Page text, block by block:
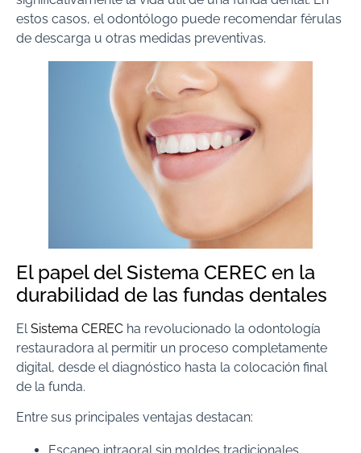
estos casos, el odontólogo puede recomendar férulas
de descarga u otras medidas preventivas.
El papel del Sistema CEREC en la
durabilidad de las fundas dentales
ElSistema CEREC ha revolucionado la odontología
restauradora al permitir un proceso completamente
digital, desde el diagnóstico hasta la colocación final
de la funda.
Entre sus principales ventajas destacan: